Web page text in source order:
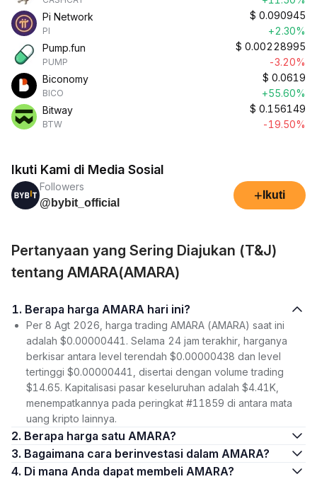
Pi Network
PI
$ 0.090945
+2.30%
Pump.fun
PUMP
$ 0.00228995
-3.20%
Biconomy
BICO
$ 0.0619
+55.60%
Bitway
BTW
$ 0.156149
-19.50%
Ikuti Kami di Media Sosial
Followers
@bybit_official
+ Ikuti
Pertanyaan yang Sering Diajukan (T&J)
tentang AMARA(AMARA)
1. Berapa harga AMARA hari ini?
Per 8 Agt 2026, harga trading AMARA (AMARA) saat ini
adalah $0.00000441. Selama 24 jam terakhir, harganya
berkisar antara level terendah $0.00000438 dan level
tertinggi $0.00000441, disertai dengan volume trading
$14.65. Kapitalisasi pasar keseluruhan adalah $4.41K,
menempatkannya pada peringkat #11859 di antara mata
uang kripto lainnya.
2. Berapa harga satu AMARA?
3. Bagaimana cara berinvestasi dalam AMARA?
4. Di mana Anda dapat membeli AMARA?